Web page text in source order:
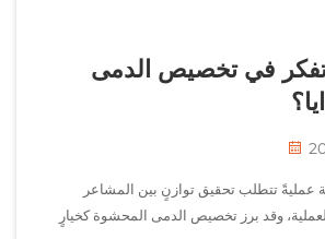
في تخصيص الدمى
عمليةً تتطلب تحقيق توازنٍ بين المشاعر
وقد برز تخصيص الدمى المحشوة كخيارٍ